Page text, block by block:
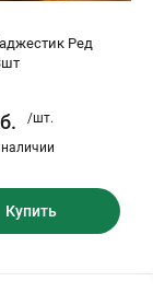
Ред
/шт.
наличии
Купить